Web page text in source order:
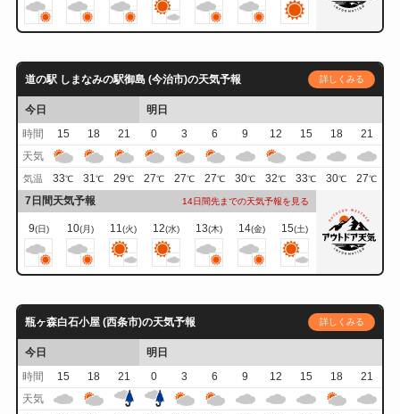
道の駅 しまなみの駅御島 (今治市)の天気予報 詳しくみる
今日
明日
時間
15 18 21 0 3 6 9 12 15 18
21
天気
気温 33℃ 31℃ 29℃ 27℃ 27℃ 27℃ 30℃ 32℃ 33℃ 30℃ 27℃
7日間天気予報 14日間先までの天気予報を見る
9(日) 10(月) 11(火) 12(水) 13(木) 14(金) 15(土)
瓶ヶ森白石小屋 (西条市)の天気予報 詳しくみる
今日
明日
時間
15 18 21 0 3 6 9 12 15 18
21
天気